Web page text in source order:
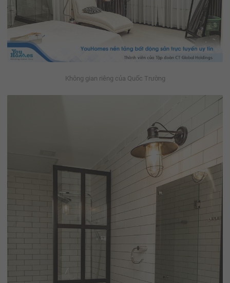
Không gian riêng của Quốc Trường